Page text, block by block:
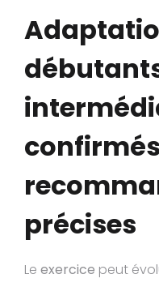
précises
Le exercice peut